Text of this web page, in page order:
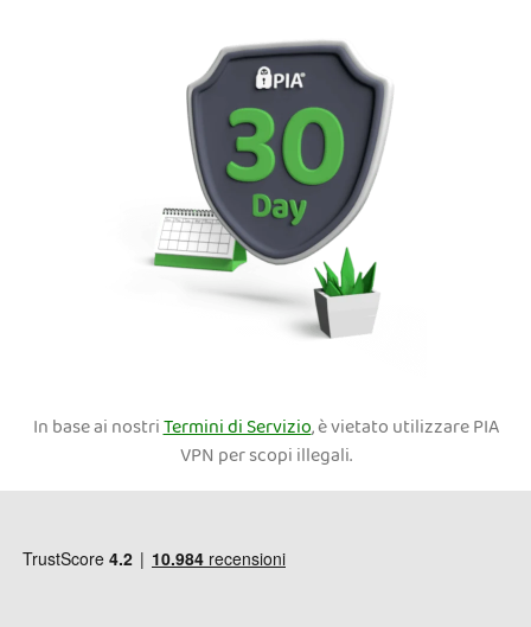
In base ai nostriTermini di Servizio, è vietato utilizzare PIA
VPN per scopi illegali.